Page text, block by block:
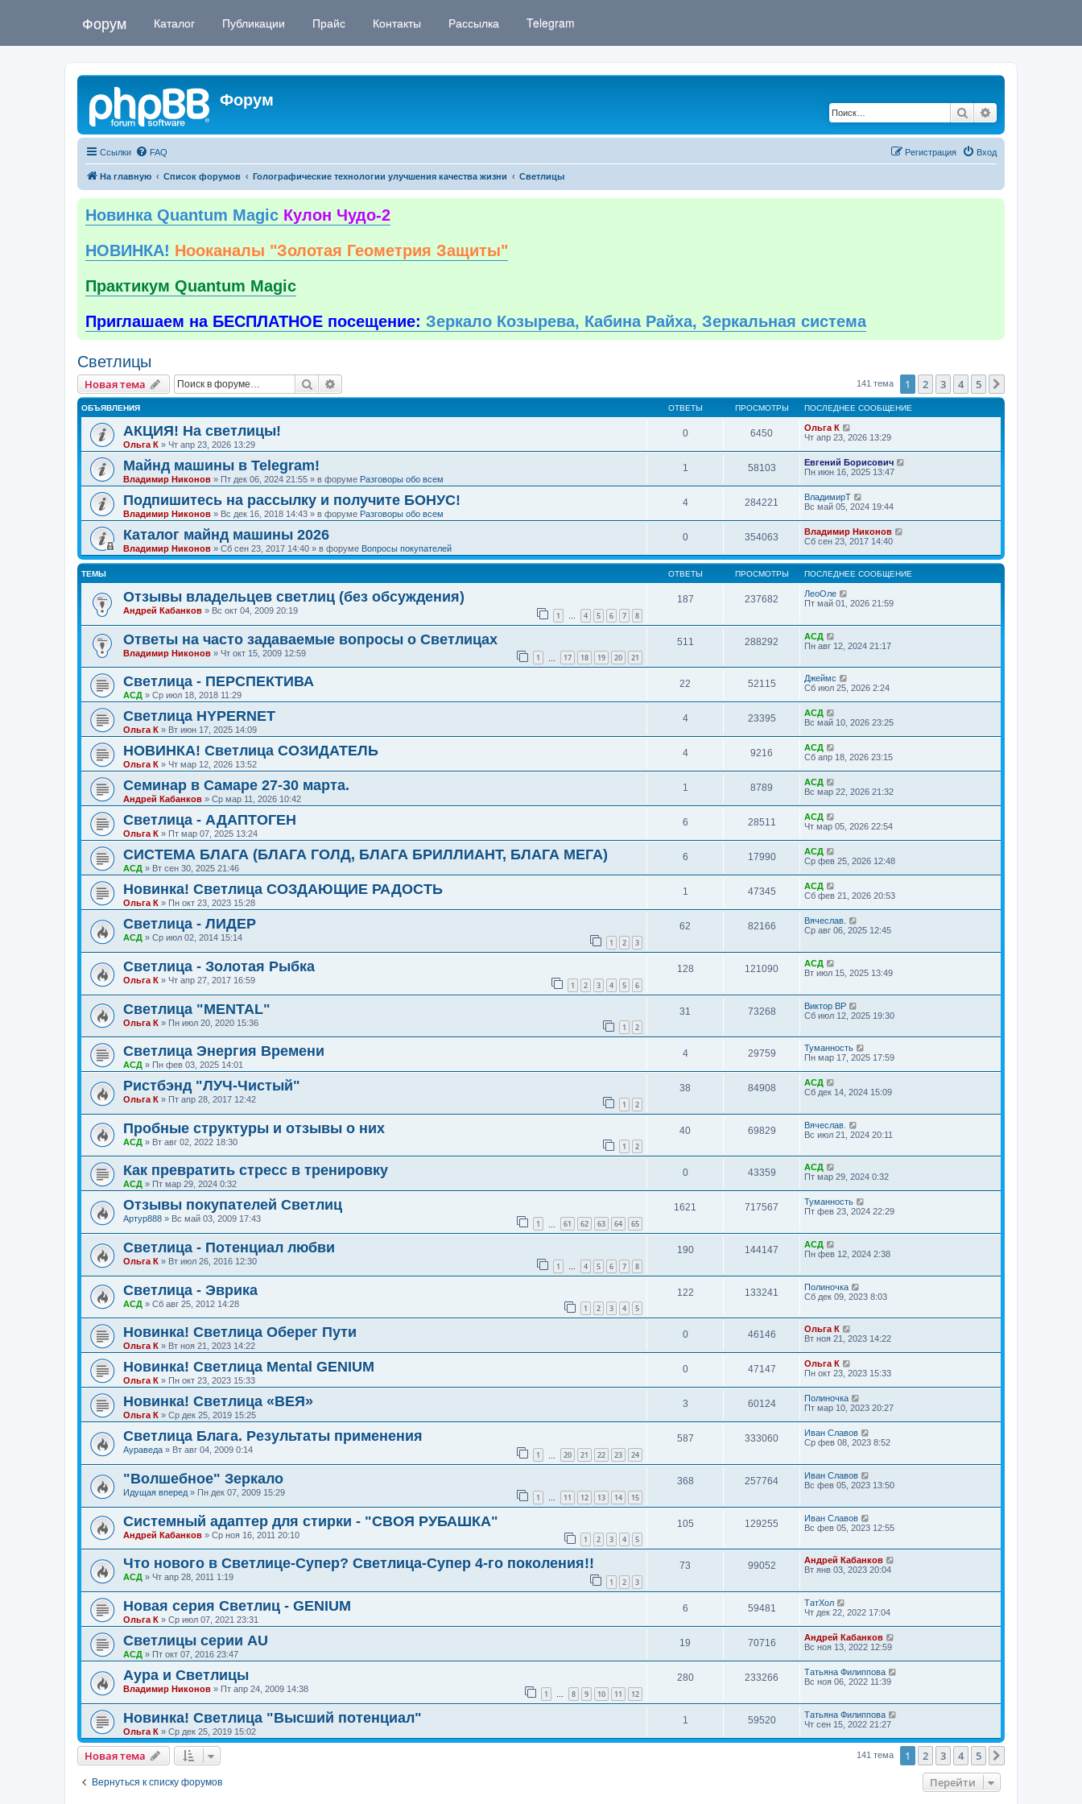
Форум Каталог Публикации Прайс Контакты Рассылка Telegram
Форум
Поиск
Ссылки FAQ Вход
Регистрация
На главную Список форумов Голографические технологии улучшения качества жизни Светлицы
Новинка Quantum Magic Кулон Чудо-2
НОВИНКА! Нооканалы "Золотая Геометрия Защиты"
Практикум Quantum Magic
Приглашаем на БЕСПЛАТНОЕ посещение: Зеркало Козырева, Кабина Райха, Зеркальная система
Светлицы
Новая тема Поиск 141 тема 1 2 3 4 5
ОБЪЯВЛЕНИЯ ОТВЕТЫ ПРОСМОТРЫ ПОСЛЕДНЕЕ СООБЩЕНИЕ
АКЦИЯ! На светлицы!
Ольга К » Чт апр 23, 2026 13:29
0 6450
Ольга К
Чт апр 23, 2026 13:29
Майнд машины в Telegram!
Владимир Никонов » Пт дек 06, 2024 21:55 » в форуме Разговоры обо всем
1 58103
Евгений Борисович
Пн июн 16, 2025 13:47
Подпишитесь на рассылку и получите БОНУС!
Владимир Никонов » Вс дек 16, 2018 14:43 » в форуме Разговоры обо всем
4 284221
ВладимирТ
Вс май 05, 2024 19:44
Каталог майнд машины 2026
Владимир Никонов » Сб сен 23, 2017 14:40 » в форуме Вопросы покупателей
0 354063
Владимир Никонов
Сб сен 23, 2017 14:40
ТЕМЫ ОТВЕТЫ ПРОСМОТРЫ ПОСЛЕДНЕЕ СООБЩЕНИЕ
Отзывы владельцев светлиц (без обсуждения)
Андрей Кабанков » Вс окт 04, 2009 20:19 1 … 4 5 6 7 8
187 237682
ЛеоОле
Пт май 01, 2026 21:59
Ответы на часто задаваемые вопросы о Светлицах
Владимир Никонов » Чт окт 15, 2009 12:59 1 17 18 19 20 21
511 288292
АСД
Пн авг 12, 2024 21:17
Светлица - ПЕРСПЕКТИВА
АСД » Ср июл 18, 2018 11:29
22 52115
Джеймс
Сб июл 25, 2026 2:24
Светлица HYPERNET
Ольга К » Вт июн 17, 2025 14:09
4 23395
АСД
Вс май 10, 2026 23:25
НОВИНКА! Светлица СОЗИДАТЕЛЬ
Ольга К » Чт мар 12, 2026 13:52
4 9216
АСД
Сб апр 18, 2026 23:15
Семинар в Самаре 27-30 марта.
Андрей Кабанков » Ср мар 11, 2026 10:42
1 8789
АСД
Вс мар 22, 2026 21:32
Светлица - АДАПТОГЕН
Ольга К » Пт мар 07, 2025 13:24
6 28511
АСД
Чт мар 05, 2026 22:54
СИСТЕМА БЛАГА (БЛАГА ГОЛД, БЛАГА БРИЛЛИАНТ, БЛАГА МЕГА)
АСД » Вт сен 30, 2025 21:46
6 17990
АСД
Ср фев 25, 2026 12:48
Новинка! Светлица СОЗДАЮЩИЕ РАДОСТЬ
Ольга К » Пн окт 23, 2023 15:28
1 47345
АСД
Сб фев 21, 2026 20:53
Светлица - ЛИДЕР
АСД » Ср июл 02, 2014 15:14 1 2 3
62 82166
Вячеслав.
Ср авг 06, 2025 12:45
Светлица - Золотая Рыбка
Ольга К » Чт апр 27, 2017 16:59 1 2 3 4 5 6
128 121090
АСД
Вт июл 15, 2025 13:49
Светлица "MENTAL"
Ольга К » Пн июл 20, 2020 15:36 1 2
31 73268
Виктор ВР
Сб июл 12, 2025 19:30
Светлица Энергия Времени
АСД » Пн фев 03, 2025 14:01
4 29759
Туманность
Пн мар 17, 2025 17:59
Ристбэнд "ЛУЧ-Чистый"
Ольга К » Пт апр 28, 2017 12:42 1 2
38 84908
АСД
Сб дек 14, 2024 15:09
Пробные структуры и отзывы о них
АСД » Вт авг 02, 2022 18:30 1 2
40 69829
Вячеслав.
Вс июл 21, 2024 20:11
Как превратить стресс в тренировку
АСД » Пт мар 29, 2024 0:32
0 43359
АСД
Пт мар 29, 2024 0:32
Отзывы покупателей Светлиц
Артур888 » Вс май 03, 2009 17:43 1 61 62 63 64 65
1621 717567
Туманность
Пт фев 23, 2024 22:29
Светлица - Потенциал любви
Ольга К » Вт июл 26, 2016 12:30 1 … 4 5 6 7 8
190 144147
АСД
Пн фев 12, 2024 2:38
Светлица - Эврика
АСД » Сб авг 25, 2012 14:28 1 2 3 4 5
122 133241
Полиночка
Сб дек 09, 2023 8:03
Новинка! Светлица Оберег Пути
Ольга К » Вт ноя 21, 2023 14:22
0 46146
Ольга К
Вт ноя 21, 2023 14:22
Новинка! Светлица Mental GENIUM
Ольга К » Пн окт 23, 2023 15:33
0 47147
Ольга К
Пн окт 23, 2023 15:33
Новинка! Светлица «ВЕЯ»
Ольга К » Ср дек 25, 2019 15:25
3 60124
Полиночка
Пт мар 10, 2023 20:27
Светлица Блага. Результаты применения
Аураведа » Вт авг 04, 2009 0:14 1 20 21 22 23 24
587 333060
Иван Славов
Ср фев 08, 2023 8:52
"Волшебное" Зеркало
Идущая вперед » Пн дек 07, 2009 15:29 1 … 11 12 13 14 15
368 257764
Иван Славов
Вс фев 05, 2023 13:50
Системный адаптер для стирки - "СВОЯ РУБАШКА"
Андрей Кабанков » Ср ноя 16, 2011 20:10 1 2 3 4 5
105 129255
Иван Славов
Вс фев 05, 2023 12:55
Что нового в Светлице-Супер? Светлица-Супер 4-го поколения!!
АСД » Чт апр 28, 2011 1:19 1 2 3
73 99052
Андрей Кабанков
Вт янв 03, 2023 20:04
Новая серия Светлиц - GENIUM
Ольга К » Ср июл 07, 2021 23:31
6 59481
ТатХол
Чт дек 22, 2022 17:04
Светлицы серии AU
АСД » Пт окт 07, 2016 23:47
19 70716
Андрей Кабанков
Вс ноя 13, 2022 12:59
Аура и Светлицы
Владимир Никонов » Пт апр 24, 2009 14:38 1 … 8 9 10 11 12
280 233266
Татьяна Филиппова
Вс ноя 06, 2022 11:39
Новинка! Светлица "Высший потенциал"
Ольга К » Ср дек 25, 2019 15:02
1 59520
Татьяна Филиппова
Чт сен 15, 2022 21:27
Новая тема 141 тема 1 2 3 4 5
Вернуться к списку форумов Перейти